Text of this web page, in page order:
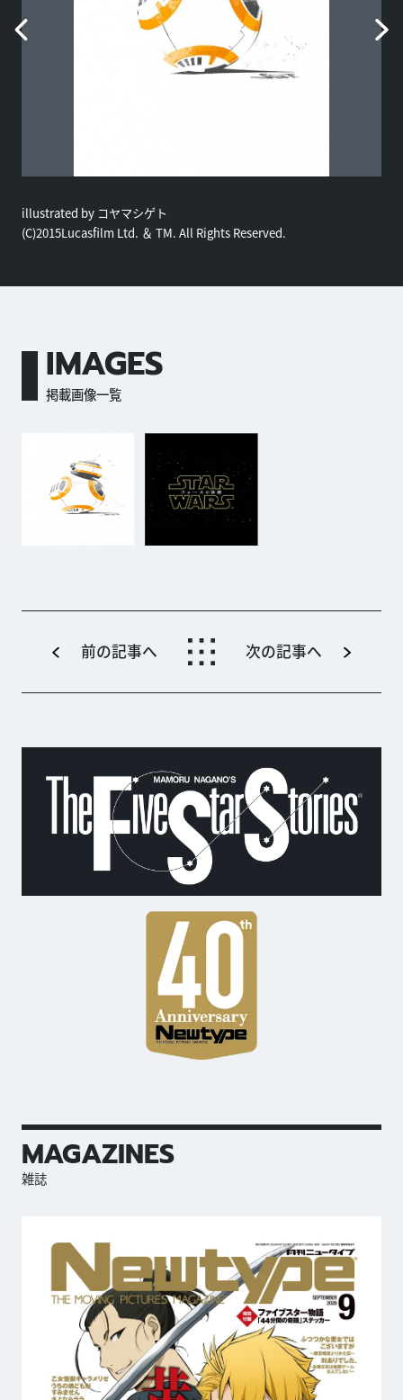
illustrated by コヤマシゲト
(C)2015Lucasfilm Ltd. ＆ TM. All Rights Reserved.
IMAGES
掲載画像一覧
前の記事へ 次の記事へ
MAGAZINES
雑誌